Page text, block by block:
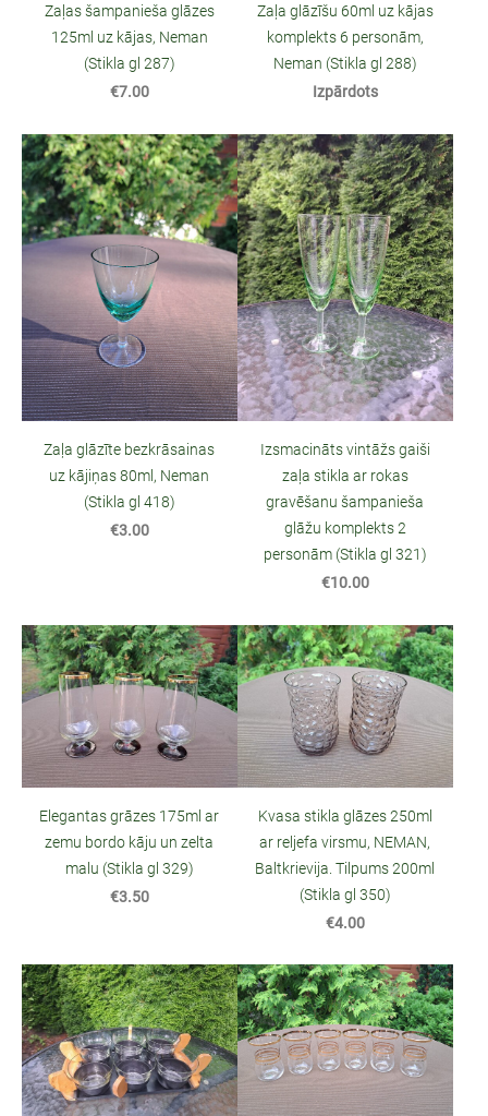
Zaļas šampanieša glāzes
125ml uz kājas, Neman
(Stikla gl 287)
€7.00
Zaļa glāzīšu 60ml uz kājas
komplekts 6 personām,
Neman (Stikla gl 288)
Izpārdots
Zaļa glāzīte bezkrāsainas
uz kājiņas 80ml, Neman
(Stikla gl 418)
€3.00
Izsmacināts vintāžs gaiši
zaļa stikla ar rokas
gravēšanu šampanieša
glāžu komplekts 2
personām (Stikla gl 321)
€10.00
Elegantas grāzes 175ml ar
zemu bordo kāju un zelta
malu (Stikla gl 329)
€3.50
Kvasa stikla glāzes 250ml
ar reljefa virsmu, NEMAN,
Baltkrievija. Tilpums 200ml
(Stikla gl 350)
€4.00